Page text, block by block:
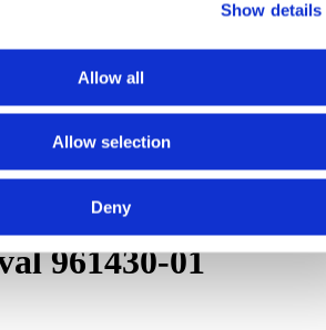
Show details
Allow all
Allow selection
Denypassend
961430-01